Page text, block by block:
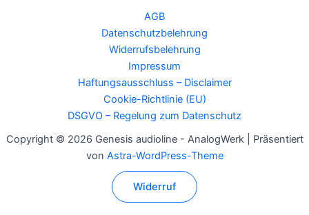
AGB
Datenschutzbelehrung
Widerrufsbelehrung
Impressum
Haftungsausschluss – Disclaimer
Cookie-Richtlinie (EU)
DSGVO – Regelung zum Datenschutz
Copyright © 2026 Genesis audioline - AnalogWerk | Präsentiert
von Astra-WordPress-Theme
Widerruf